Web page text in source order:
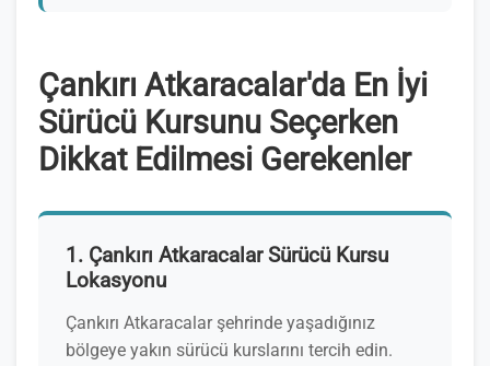
Çankırı Atkaracalar'da En İyi
Sürücü Kursunu Seçerken
Dikkat Edilmesi Gerekenler
1. Çankırı Atkaracalar Sürücü Kursu
Lokasyonu
Çankırı Atkaracalar şehrinde yaşadığınız
bölgeye yakın sürücü kurslarını tercih edin.